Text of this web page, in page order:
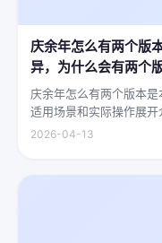
庆余年怎么有两个版
异，为什么会有两个
庆余年怎么有两个版本是
适用场景和实际操作展
可能会发现这部剧在不同
2026-04-13